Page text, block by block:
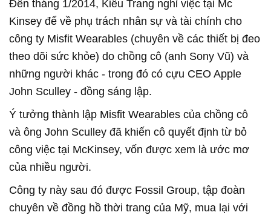
Đến tháng 1/2014, Kiều Trang nghỉ việc tại Mc
Kinsey để về phụ trách nhân sự và tài chính cho
công ty Misfit Wearables (chuyên về các thiết bị đeo
theo dõi sức khỏe) do chồng cô (anh Sony Vũ) và
những người khác - trong đó có cựu CEO Apple
John Sculley - đồng sáng lập.
Ý tưởng thành lập Misfit Wearables của chồng cô
và ông John Sculley đã khiến cô quyết định từ bỏ
công việc tại McKinsey, vốn được xem là ước mơ
của nhiều người.
Công ty này sau đó được Fossil Group, tập đoàn
chuyên về đồng hồ thời trang của Mỹ, mua lại với